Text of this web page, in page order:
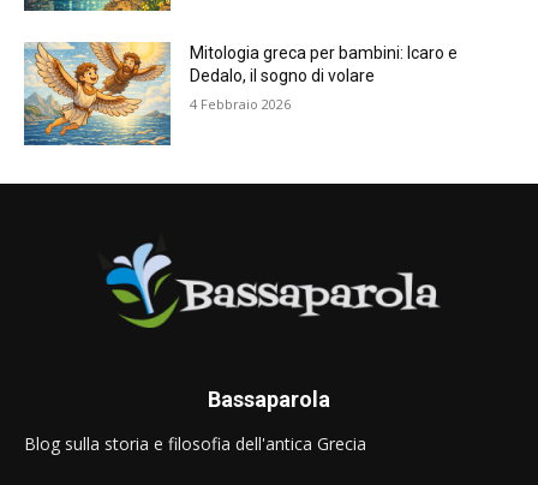
Mitologia greca per bambini: Icaro e
Dedalo, il sogno di volare
4 Febbraio 2026
Bassaparola
Blog sulla storia e filosofia dell'antica Grecia